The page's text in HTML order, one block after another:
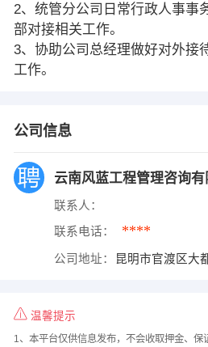
2、统管分公司日常行政人事事
部对接相关工作。
3、协助公司总经理做好对外接
工作。
公司信息
云南风蓝工程管理咨询有
联系人：
联系电话： ****
公司地址： 昆明市官渡区大
温馨提示
1、本平台仅供信息发布，不会收取押金、保